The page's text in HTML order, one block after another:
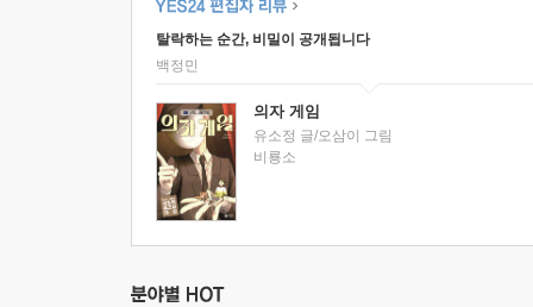
탈락하는 순간, 비밀이 공개됩니다
백정민
의자 게임
유소정 글/오삼이 그림
비룡소